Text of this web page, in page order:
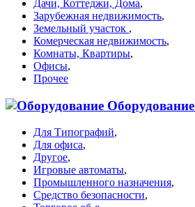
Дачи, Коттеджи, Дома,
Зарубежная недвижимость,
Земельный участок ,
Комерческая недвижимость,
Комнаты, Квартиры,
Офисы,
Прочее
Оборудование
Для Типографий,
Для офиса,
Другое,
Игровые автоматы,
Промышленного назначения,
Средство безопасности,